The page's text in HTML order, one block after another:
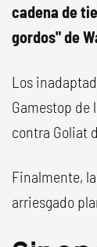
cadena de
gordos" de
Los
Gamestop de
contra Goliat
Finalmente,
arriesgado